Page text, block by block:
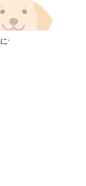
て徹底解説しています